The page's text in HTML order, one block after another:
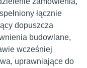
łącznie
dopuszcza
budowlane,
wcześniej
uprawniające do